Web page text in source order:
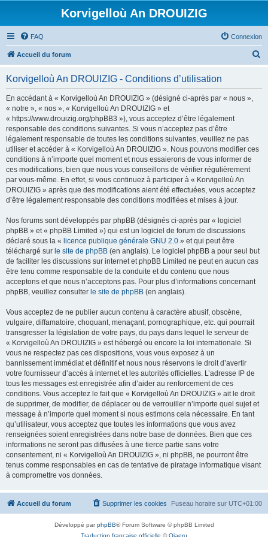
Korvigelloù An DROUIZIG
FAQ Connexion
Accueil du forum
Korvigelloù An DROUIZIG - Conditions d’utilisation
En accédant à « Korvigelloù An DROUIZIG » (désigné ci-après par « nous »,
« notre », « nos », « Korvigelloù An DROUIZIG » et
« https://www.drouizig.org/phpBB3 »), vous acceptez d’être légalement
responsable des conditions suivantes. Si vous n’acceptez pas d’être
légalement responsable de toutes les conditions suivantes, veuillez ne pas
utiliser et accéder à « Korvigelloù An DROUIZIG ». Nous pouvons modifier ces
conditions à n’importe quel moment et nous essaierons de vous informer de
ces modifications, bien que nous vous conseillons de vérifier régulièrement
par vous-même. En effet, si vous continuez à participer à « Korvigelloù An
DROUIZIG » après que des modifications aient été effectuées, vous acceptez
d’être légalement responsable des conditions modifiées et mises à jour.
Nos forums sont développés par phpBB (désignés ci-après par « logiciel
phpBB » et « phpBB Limited ») qui est un logiciel de forum de discussions
déclaré sous la « licence publique générale GNU 2.0 » et qui peut être
téléchargé sur le site de phpBB (en anglais). Le logiciel phpBB a pour seul but
de faciliter les discussions sur internet et phpBB Limited ne peut en aucun cas
être tenu comme responsable de la conduite et du contenu que nous
acceptons et que nous n’acceptons pas. Pour plus d’informations concernant
phpBB, veuillez consulter le site de phpBB (en anglais).
Vous acceptez de ne publier aucun contenu à caractère abusif, obscène,
vulgaire, diffamatoire, choquant, menaçant, pornographique, etc. qui pourrait
transgresser la législation de votre pays, du pays dans lequel le serveur de
« Korvigelloù An DROUIZIG » est hébergé ou encore la loi internationale. Si
vous ne respectez pas ces dispositions, vous vous exposez à un
bannissement immédiat et définitif et nous nous réservons le droit d’avertir
votre fournisseur d’accès à internet et les autorités officielles. L’adresse IP de
tous les messages est enregistrée afin d’aider au renforcement de ces
conditions. Vous acceptez le fait que « Korvigelloù An DROUIZIG » ait le droit
de supprimer, de modifier, de déplacer ou de verrouiller n’importe quel sujet et
message à n’importe quel moment si nous estimons cela nécessaire. En tant
qu’utilisateur, vous acceptez que toutes les informations que vous avez
renseignées soient enregistrées dans notre base de données. Bien que ces
informations ne seront pas diffusées à une tierce partie sans votre
consentement, ni « Korvigelloù An DROUIZIG », ni phpBB, ne pourront être
tenus comme responsables en cas de tentative de piratage informatique visant
à compromettre vos données.
Accueil du forum Fuseau horaire sur UTC+01:00
Supprimer les cookies
Développé parphpBB® Forum Software © phpBB Limited
Traduction française officielle ©Qiaeru